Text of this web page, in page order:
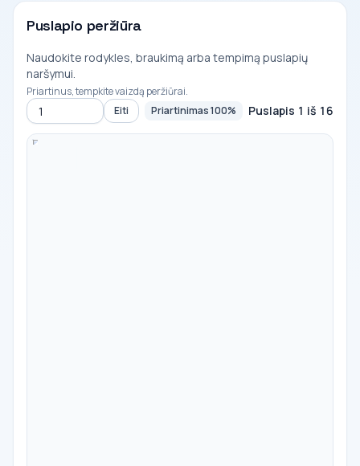
Puslapio peržiūra
Naudokite rodykles, braukimą arba tempimą puslapių
naršymui.
Priartinus, tempkite vaizdą peržiūrai.
Eiti į puslapį Eiti Priartinimas 100% Puslapis 1 iš 16